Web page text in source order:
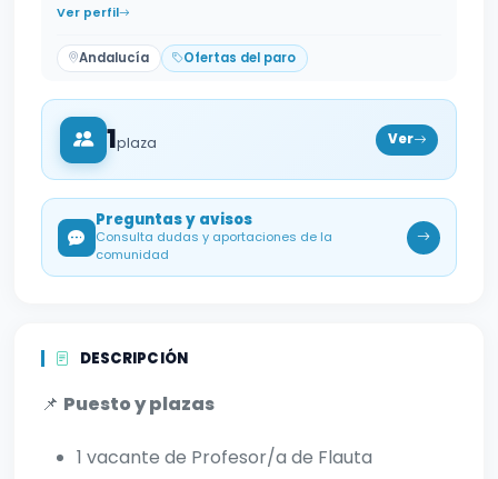
Ver perfil
Andalucía Ofertas del paro
1plaza Ver
Preguntas y avisos
Consulta dudas y aportaciones de la
comunidad
DESCRIPCIÓN
📌 Puesto y plazas
1 vacante de Profesor/a de Flauta